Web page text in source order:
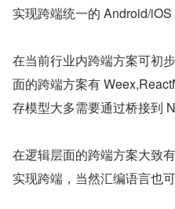
实现跨端统一的 Android/iOS
在当前行业内跨端方案可初
面的跨端方案有
存模型大多需要通过桥接到
在逻辑层面的跨端方案大致
实现跨端，当然汇编语言也可